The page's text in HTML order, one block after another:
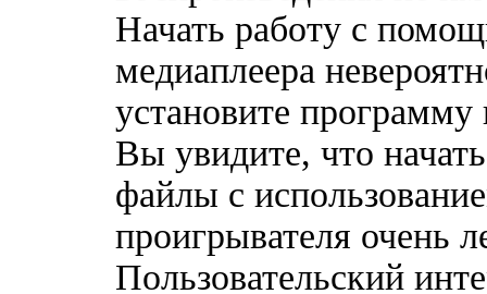
Начать работу с
медиаплеера
установите
Вы увидите, что
файлы с
проигрывателя очень
Пользовательский